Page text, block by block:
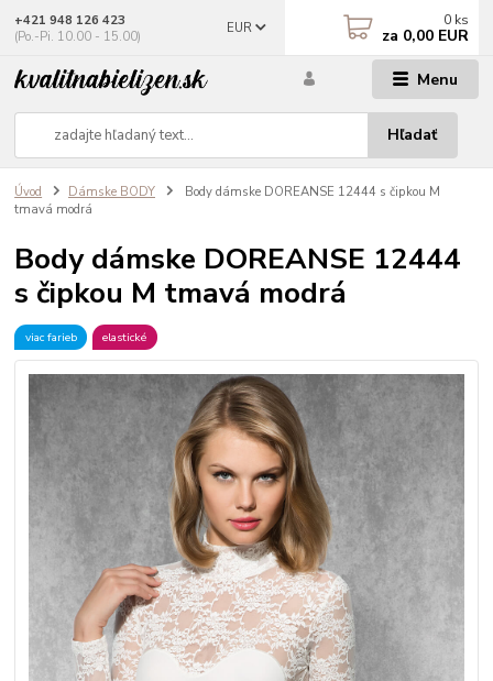
Menu
EUR
Hľadať
+421 948 126 423
(Po.-Pi. 10.00 - 15.00)
0 ks
za 0,00 EUR
Úvod Dámske BODY
Body dámske DOREANSE 12444 s čipkou M
tmavá modrá
Body dámske DOREANSE 12444
s čipkou M tmavá modrá
viac farieb elastické